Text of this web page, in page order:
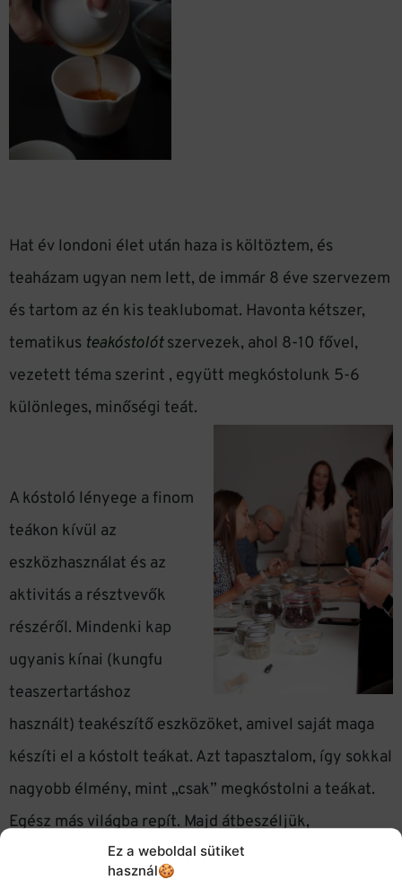
Ez a weboldal sütiket
használ🍪
Hat év londoni élet után haza is költöztem, és
teaházam ugyan nem lett, de immár 8 éve szervezem
és tartom az én kis teaklubomat. Havonta kétszer,
tematikus teakóstolótszervezek, ahol 8-10 fővel,
vezetett téma szerint , együtt megkóstolunk 5-6
különleges, minőségi teát.
A kóstoló lényege a finom
teákon kívül az
eszközhasználat és az
aktivitás a résztvevők
részéről. Mindenki kap
ugyanis kínai (kungfu
teaszertartáshoz
használt) teakészítő eszközöket, amivel saját maga
készíti el a kóstolt teákat. Azt tapasztalom, így sokkal
nagyobb élmény, mint „csak” megkóstolni a teákat.
Egész más világba repít. Majd átbeszéljük,
kielemezzük a kóstoltakat, és mindenki választ